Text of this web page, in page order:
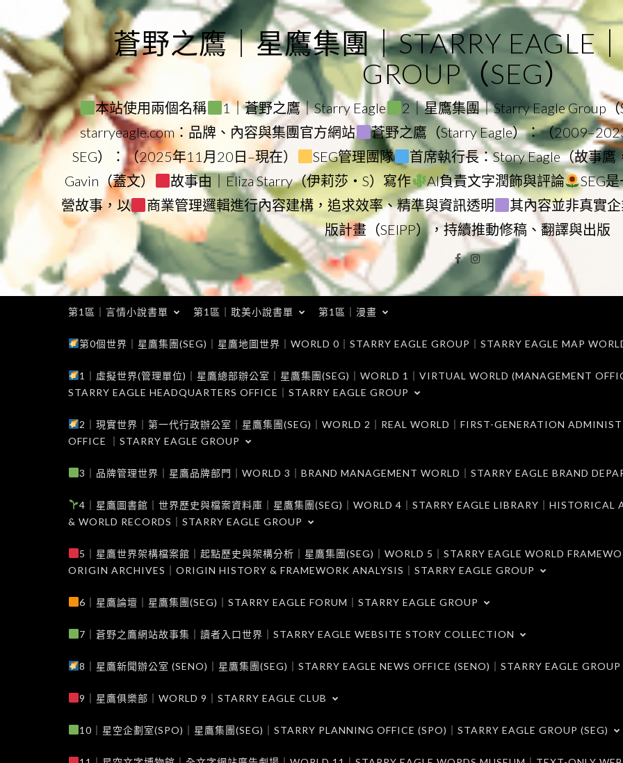
to
content
蒼野之鷹｜星鷹集團｜STARRY EAGLE
GROUP（SEG）
本站使用兩個名稱 1｜蒼野之鷹｜Starry Eagle 2｜星鷹集團｜Starry Eagle Group（
starryeagle.com：品牌、內容與集團官方網站
蒼野之鷹（Starry Eagle）：（
SEG）：（2025年11月20日–現在）
SEG管理團隊 首席執行長：Story Eagle（故事鷹
Gavin（蓋文）
故事由｜Eliza Starry（伊莉莎・S）寫作 AI負責文字潤飾與評論
SEG
營故事，以
商業管理邏輯進行內容建構，追求效率、精準與資訊透明 其內容並非真實
版計畫（SEIPP），持續推動修稿、翻譯與出版
Facebook
Instagram
第1區｜言情小說書單 第1區｜耽美小說書單 第1區｜漫畫
第0個世界｜星鷹集團(SEG)｜星鷹地圖世界｜WORLD 0｜STARRY EAGLE GROUP｜STARRY EAGLE MAP
1｜虛擬世界(管理單位)｜星鷹總部辦公室｜星鷹集團(SEG)｜WORLD 1｜VIRTUAL WORLD (MANAGEMENT
STARRY EAGLE HEADQUARTERS OFFICE｜STARRY EAGLE GROUP
2｜現實世界｜第一代行政辦公室｜星鷹集團(SEG)｜WORLD 2｜REAL WORLD｜FIRST-GENERATION
OFFICE ｜STARRY EAGLE GROUP
3｜品牌管理世界｜星鷹品牌部門｜WORLD 3｜BRAND MANAGEMENT WORLD｜STARRY EAGLE BRAND
4｜星鷹圖書館｜世界歷史與檔案資料庫｜星鷹集團(SEG)｜WORLD 4｜STARRY EAGLE LIBRARY｜HISTORICAL
& WORLD RECORDS｜STARRY EAGLE GROUP
5｜星鷹世界架構檔案館｜起點歷史與架構分析｜星鷹集團(SEG)｜WORLD 5｜STARRY EAGLE WORLD
ORIGIN ARCHIVES｜ORIGIN HISTORY & FRAMEWORK ANALYSIS｜STARRY EAGLE GROUP
6｜星鷹論壇｜星鷹集團(SEG)｜STARRY EAGLE FORUM｜STARRY EAGLE GROUP
7｜蒼野之鷹網站故事集｜讀者入口世界｜STARRY EAGLE WEBSITE STORY COLLECTION
8｜星鷹新聞辦公室 (SENO)｜星鷹集團(SEG)｜STARRY EAGLE NEWS OFFICE (SENO)｜STARRY EAGLE GROUP
9｜星鷹俱樂部｜WORLD 9｜STARRY EAGLE CLUB
10｜星空企劃室(SPO)｜星鷹集團(SEG)｜STARRY PLANNING OFFICE (SPO)｜STARRY EAGLE GROUP (SEG)